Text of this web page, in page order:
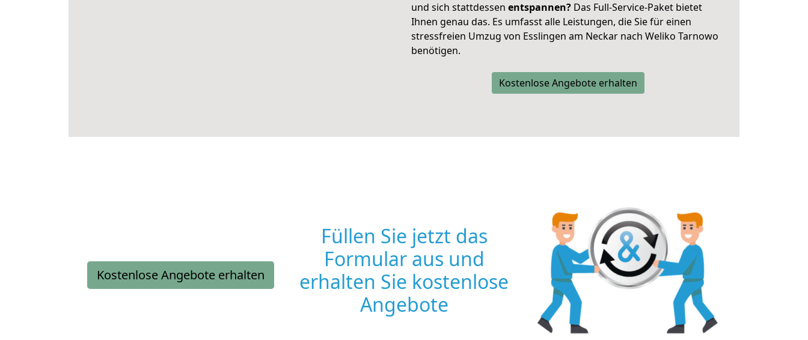
und sich stattdessen entspannen? Das Full-Service-Paket bietet
Ihnen genau das. Es umfasst alle Leistungen, die Sie für einen
stressfreien Umzug von Esslingen am Neckar nach Weliko Tarnowo
benötigen.
Kostenlose Angebote erhalten
Kostenlose Angebote erhalten
Füllen Sie jetzt das
Formular aus und
erhalten Sie kostenlose
Angebote